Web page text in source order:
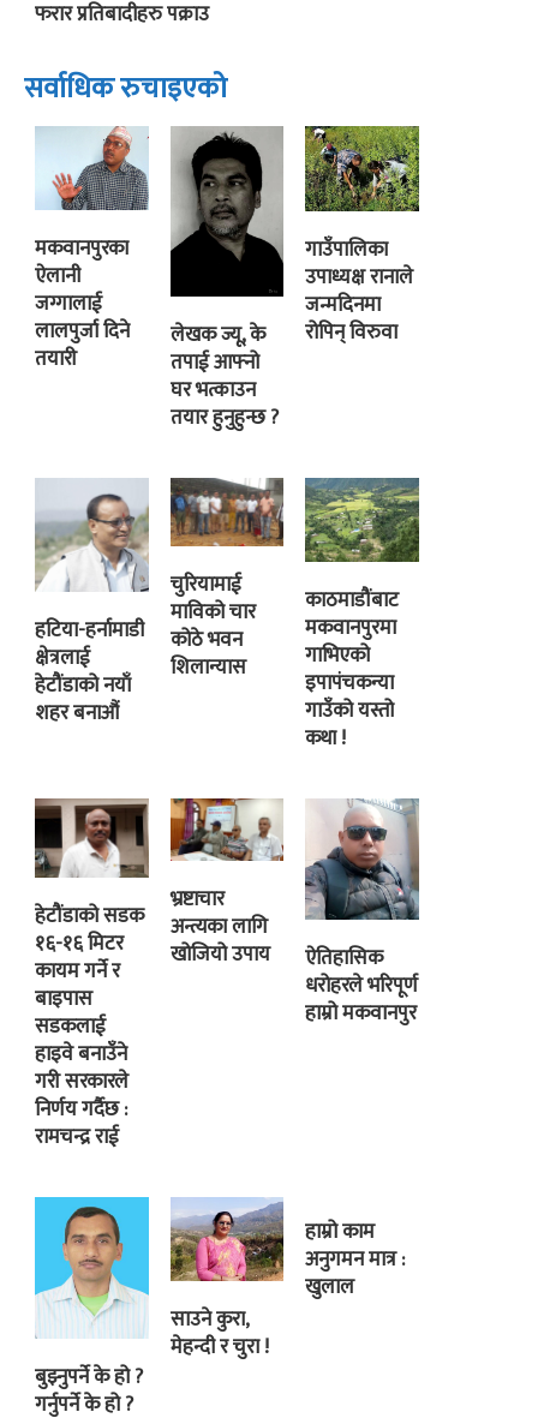
फरार प्रतिबादीहरु पक्राउ
सर्वाधिक रुचाइएको
मकवानपुरका
ऐलानी
जग्गालाई
लालपुर्जा दिने
तयारी
लेखक ज्यू, के
तपाई आफ्नो
घर भत्काउन
तयार हुनुहुन्छ ?
गाउँपालिका
उपाध्यक्ष रानाले
जन्मदिनमा
रोपिन् विरुवा
हटिया-हर्नामाडी
क्षेत्रलाई
हेटौंडाको नयाँ
शहर बनाऔं
चुरियामाई
माविको चार
कोठे भवन
शिलान्यास
काठमाडौंबाट
मकवानपुरमा
गाभिएको
इपापंचकन्या
गाउँको यस्तो
कथा !
हेटौंडाको सडक
१६-१६ मिटर
कायम गर्ने र
बाइपास
सडकलाई
हाइवे बनाउँने
गरी सरकारले
निर्णय गर्दैछ :
रामचन्द्र राई
भ्रष्टाचार
अन्त्यका लागि
खोजियो उपाय
ऐतिहासिक
धरोहरले भरिपूर्ण
हाम्रो मकवानपुर
बुझ्नुपर्ने के हो ?
गर्नुपर्ने के हो ?
साउने कुरा,
मेहन्दी र चुरा !
हाम्रो काम
अनुगमन मात्र :
खुलाल